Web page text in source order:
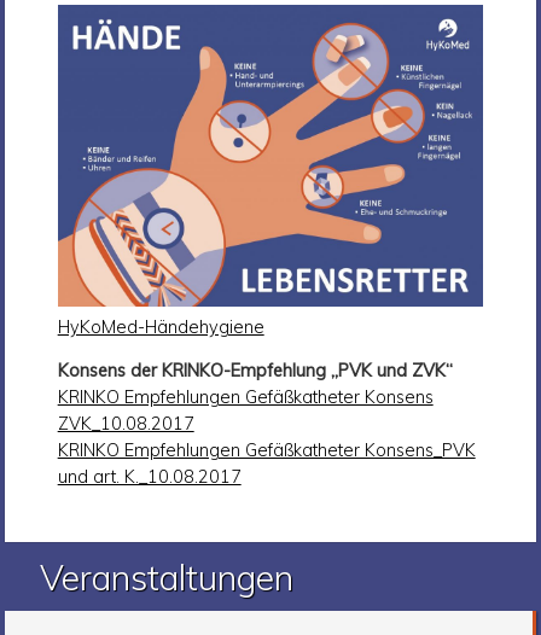
HyKoMed-Händehygiene
Konsens der KRINKO-Empfehlung „PVK und ZVK“
KRINKO Empfehlungen Gefäßkatheter Konsens
ZVK_10.08.2017
KRINKO Empfehlungen Gefäßkatheter Konsens_PVK
und art. K._10.08.2017
Veranstaltungen